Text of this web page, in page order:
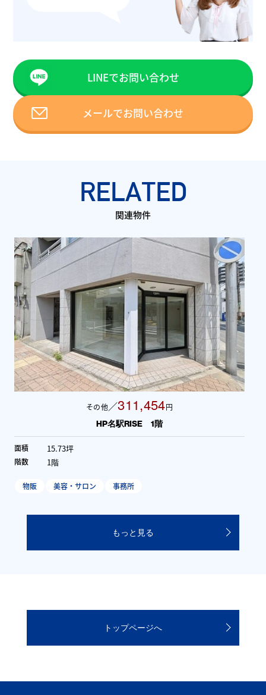
LINEでお問い合わせ
メールでお問い合わせ
RELATED
関連物件
その他／311,454円
HP名駅RISE 1階
面積 15.73坪
階数 1階
物販 美容・サロン 事務所
もっと見る
トップページへ